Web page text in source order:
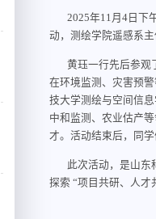
2025年11月4日下
动，测绘学院遥感系
黄珏一行先后参观
在环境监测、灾害预
技大学测绘与空间信
中和监测、农业估产
才。活动结束后，同
此次活动，是山东
探索 “项目共研、人才